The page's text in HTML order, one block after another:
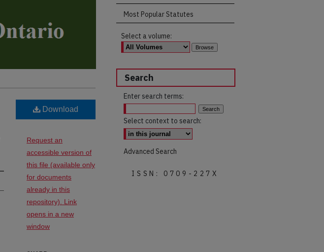
Download
Request an
accessible version of
this file (available only
for documents
already in this
repository). Link
opens in a new
window
Most Popular Statutes
Select a volume:
Search
Enter search terms:
Select context to search:
Advanced Search
ISSN: 0709-227X